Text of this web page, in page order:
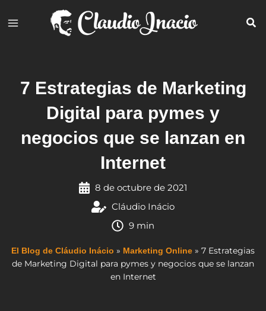
7 Estrategias de Marketing
Digital para pymes y
negocios que se lanzan en
Internet
8 de octubre de 2021
Cláudio Inácio
9 min
El Blog de Cláudio Inácio » Marketing Online » 7 Estrategias
de Marketing Digital para pymes y negocios que se lanzan
en Internet